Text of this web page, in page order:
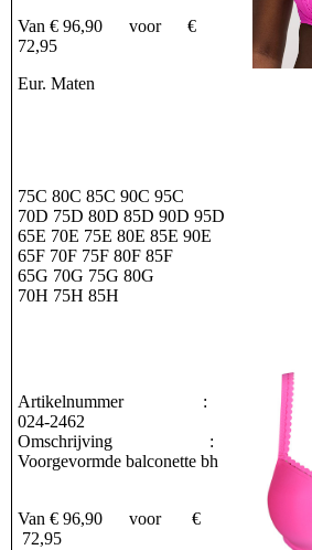
Van € 96,90 voor €
72,95
Eur. Maten
75C 80C 85C 90C 95C
70D 75D 80D 85D 90D 95D
65E 70E 75E 80E 85E 90E
65F 70F 75F 80F 85F
65G 70G 75G 80G
70H 75H 85H
Artikelnummer :
024-2462
Omschrijving :
Voorgevormde balconette bh
Van € 96,90 voor €
72,95